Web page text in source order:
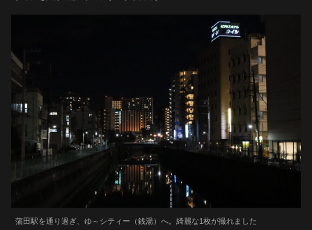
蒲田駅を通り過ぎ、ゆ～シティー（銭湯）へ。綺麗な1枚が撮れました